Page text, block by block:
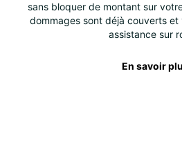
sans bloquer de montant sur
dommages sont déjà couverts
assistance sur
En savoir